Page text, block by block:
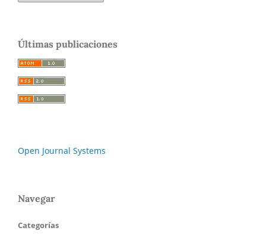
Últimas publicaciones
Open Journal Systems
Navegar
Categorías